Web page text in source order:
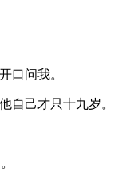
口问我。
自己才只十九岁。